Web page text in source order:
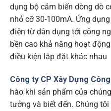
dụng bộ cảm biến dòng dò
nhỏ cỡ 30-100mA. Ứng
điện từ dân dụng tới công
bền cao khả năng hoạt
điều kiện lắp đặt khác nhau
Công ty CP Xây Dựng
hào khi sản phẩm của
tưởng và biết đến. Chúng